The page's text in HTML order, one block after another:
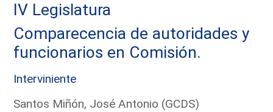
IV Legislatura
Comparecencia de autoridades y
funcionarios en Comisión.
Interviniente
Santos Miñón, José Antonio (GCDS)